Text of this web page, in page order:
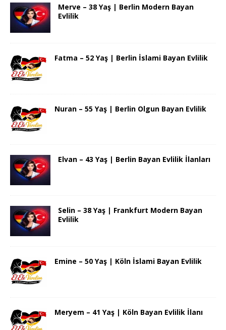
Merve – 38 Yaş | Berlin Modern Bayan
Evlilik
Fatma – 52 Yaş | Berlin İslami Bayan Evlilik
Nuran – 55 Yaş | Berlin Olgun Bayan Evlilik
Elvan – 43 Yaş | Berlin Bayan Evlilik İlanları
Selin – 38 Yaş | Frankfurt Modern Bayan
Evlilik
Emine – 50 Yaş | Köln İslami Bayan Evlilik
Meryem – 41 Yaş | Köln Bayan Evlilik İlanı